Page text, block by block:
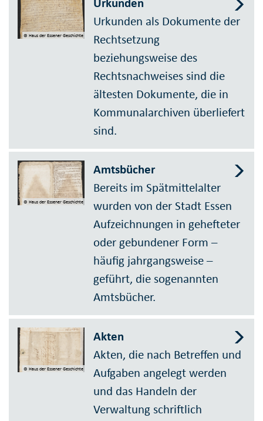
© Haus der Essener Geschichte
Urkunden als Dokumente der
Rechtsetzung
beziehungsweise des
Rechtsnachweises sind die
ältesten Dokumente, die in
Kommunalarchiven überliefert
sind.
© Haus der Essener Geschichte
Amtsbücher
Bereits im Spätmittelalter
wurden von der Stadt Essen
Aufzeichnungen in gehefteter
oder gebundener Form –
häufig jahrgangsweise –
geführt, die sogenannten
Amtsbücher.
© Haus der Essener Geschichte
Akten
Akten, die nach Betreffen und
Aufgaben angelegt werden
und das Handeln der
Verwaltung schriftlich